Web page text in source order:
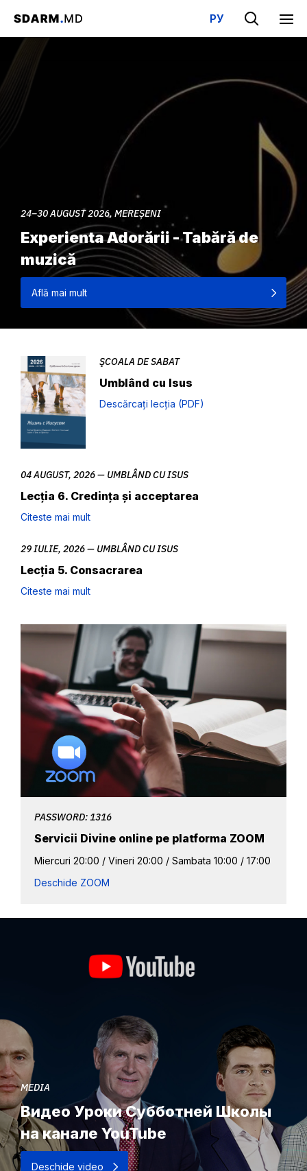
РУ
24–30 AUGUST 2026, MEREȘENI
Experienta Adorării - Tabără de
muzică
Află mai mult
ŞCOALA DE SABAT
Umblând cu Isus
Descărcați lecția (PDF)
04 AUGUST, 2026 — UMBLÂND CU ISUS
Lecția 6. Credința și acceptarea
Citeste mai mult
29 IULIE, 2026 — UMBLÂND CU ISUS
Lecția 5. Consacrarea
Citeste mai mult
PASSWORD: 1316
Servicii Divine online pe platforma ZOOM
Miercuri 20:00 / Vineri 20:00 / Sambata 10:00 / 17:00
Deschide ZOOM
MEDIA
Видео Уроки Субботней Школы
на канале YouTube
Deschide video